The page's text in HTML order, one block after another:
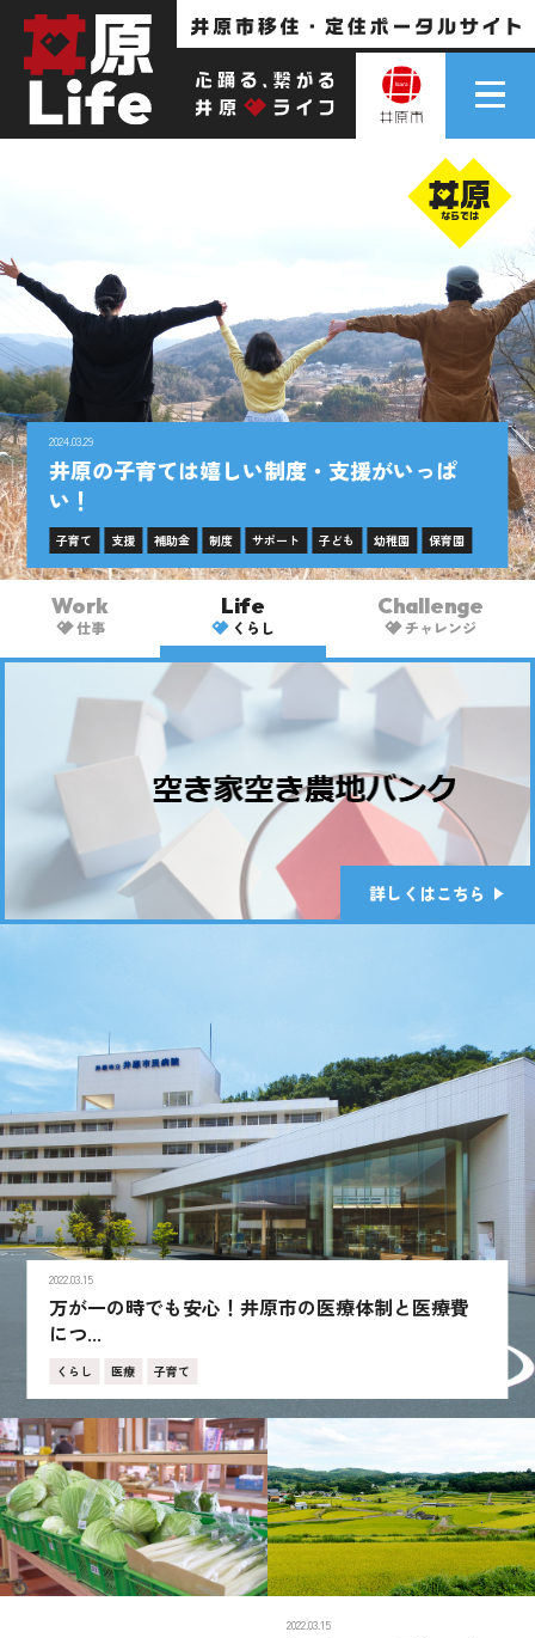
Work
仕事
Life
くらし
Challenge
チャレンジ
2024.03.29
井原の子育ては嬉しい制度・支援がいっぱ
い！
子育て 支援 補助金 制度 サポート 子ども 幼稚園 保育園
詳しくはこちら
2022.03.15
2022.03.15
万が一の時でも安心！井原市の医療体制と医療費
につ...
くらし 医療 子育て